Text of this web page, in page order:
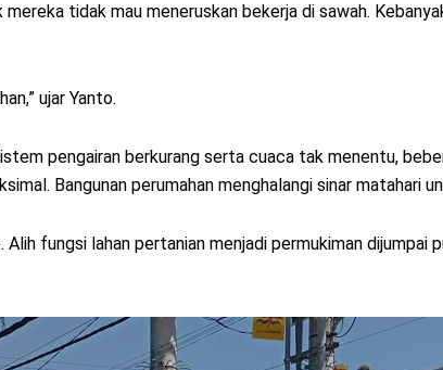
tidak mau meneruskan bekerja di sawah.
ujar Yanto.
pengairan berkurang serta cuaca tak menentu,
Bangunan perumahan menghalangi sinar matahari
fungsi lahan pertanian menjadi permukiman dijumpai